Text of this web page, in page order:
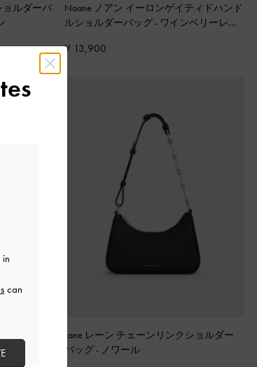
ョルダーバ
Noane ノアン イーロンゲイティドハンド
ルショルダーバッグ - ワインベリーレッ
¥ 13,900
Lane レーン チェーンリンクショルダー
バッグ - ノワール
can